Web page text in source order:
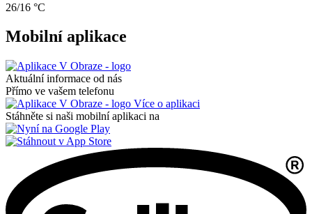
26/16 °C
Mobilní aplikace
Aktuální informace od nás
Přímo ve vašem telefonu
Více o aplikaci
Stáhněte si naši mobilní aplikaci na